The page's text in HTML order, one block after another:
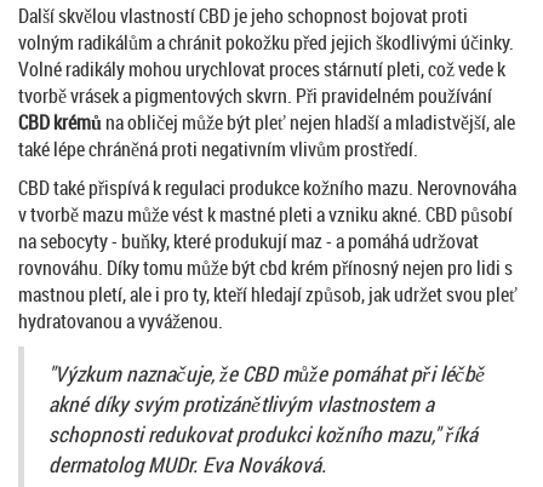
Další skvělou vlastností CBD je jeho schopnost bojovat proti
volným radikálům a chránit pokožku před jejich škodlivými účinky.
Volné radikály mohou urychlovat proces stárnutí pleti, což vede k
tvorbě vrásek a pigmentových skvrn. Při pravidelném používání
CBD krémůna obličej může být pleť nejen hladší a mladistvější, ale
také lépe chráněná proti negativním vlivům prostředí.
CBD také přispívá k regulaci produkce kožního mazu. Nerovnováha
v tvorbě mazu může vést k mastné pleti a vzniku akné. CBD působí
na sebocyty - buňky, které produkují maz - a pomáhá udržovat
rovnováhu. Díky tomu může být cbd krém přínosný nejen pro lidi s
mastnou pletí, ale i pro ty, kteří hledají způsob, jak udržet svou pleť
hydratovanou a vyváženou.
"Výzkum naznačuje, že CBD může pomáhat při léčbě
akné díky svým protizánětlivým vlastnostem a
schopnosti redukovat produkci kožního mazu," říká
dermatolog MUDr. Eva Nováková.